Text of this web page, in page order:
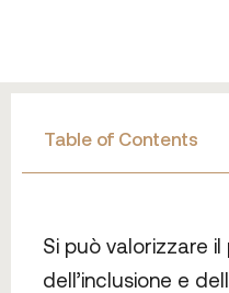
Table of Contents
Si può valorizzare
dell’inclusione e